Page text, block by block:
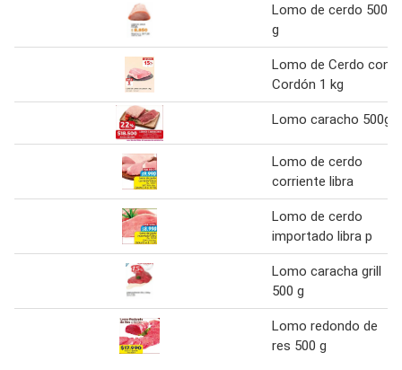
Lomo de cerdo 500
g
Lomo de Cerdo con
Cordón 1 kg
Lomo caracho 500g
Lomo de cerdo
corriente libra
Lomo de cerdo
importado libra p
Lomo caracha grill
500 g
Lomo redondo de
res 500 g